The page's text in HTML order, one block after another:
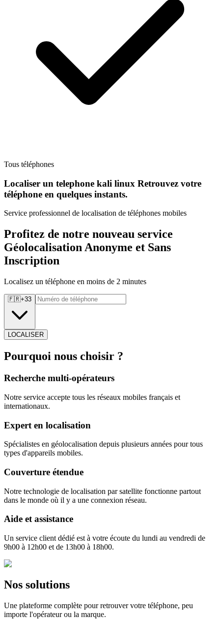
Tous téléphones
Localiser un telephone kali linux Retrouvez votre
téléphone en quelques instants.
Service professionnel de localisation de téléphones mobiles
Profitez de notre nouveau service
Géolocalisation Anonyme et Sans
Inscription
Localisez un téléphone en moins de 2 minutes
🇫🇷+33
LOCALISER
Pourquoi nous choisir ?
Recherche multi-opérateurs
Notre service accepte tous les réseaux mobiles français et
internationaux.
Expert en localisation
Spécialistes en géolocalisation depuis plusieurs années pour tous
types d'appareils mobiles.
Couverture étendue
Notre technologie de localisation par satellite fonctionne partout
dans le monde où il y a une connexion réseau.
Aide et assistance
Un service client dédié est à votre écoute du lundi au vendredi de
9h00 à 12h00 et de 13h00 à 18h00.
Nos solutions
Une plateforme complète pour retrouver votre téléphone, peu
importe l'opérateur ou la marque.